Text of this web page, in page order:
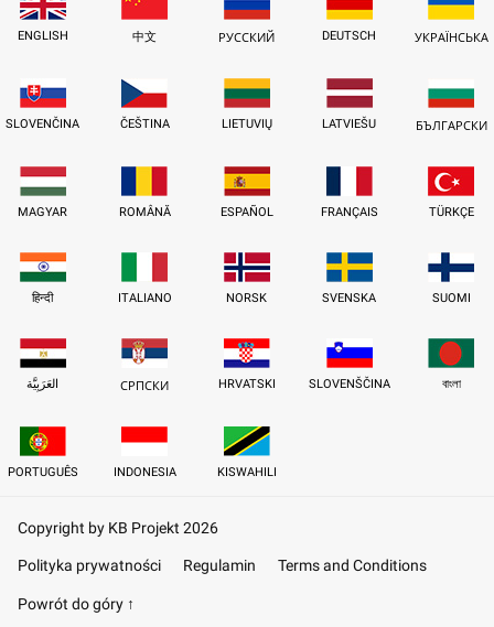
ENGLISH 中文 РУССКИЙ DEUTSCH УКРАЇНСЬКА
SLOVENČINA ČEŠTINA LIETUVIŲ LATVIEŠU БЪЛГАРСКИ
MAGYAR ROMÂNĂ ESPAÑOL FRANÇAIS TÜRKÇE
हिन्दी ITALIANO NORSK SVENSKA SUOMI
العَرَبِيَّة СРПСКИ HRVATSKI SLOVENŠČINA বাংলা
PORTUGUÊS INDONESIA KISWAHILI
Copyright by KB Projekt 2026
Polityka prywatności Regulamin Terms and Conditions
Powrót do góry ↑